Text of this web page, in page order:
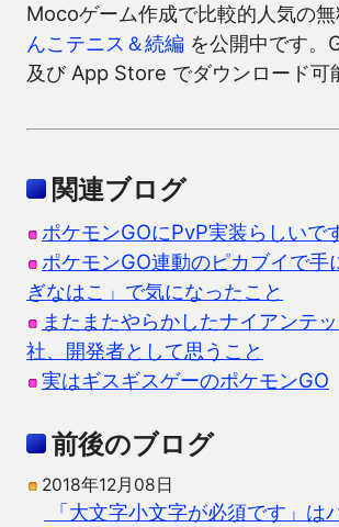
Mocoゲーム作成で比較的人気の
んこテニス＆続編 を公開中です。
及び App Store でダウンロード可
関連ブログ
ポケモンGOにPvP実装らしいで
ポケモンGO連動のピカブイで手
ぎなはこ」で気になったこと
またまたやらかしたナイアンテ
社、開発者として思うこと
実はギスギスゲーのポケモンGO
前後のブログ
2018年12月08日
「大文字小文字が必須です」は